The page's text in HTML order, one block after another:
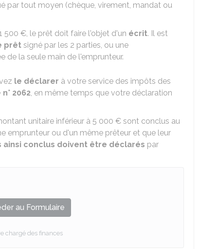
par tout moyen (chèque, virement, mandat ou
500 €, le prêt doit faire l'objet d'un écrit. Il est
prêt signé par les 2 parties, ou une
de la seule main de l'emprunteur.
le déclarer à votre service des impôts des
2062, en même temps que votre déclaration
unitaire inférieur à 5 000 € sont conclus au
emprunteur ou d'un même prêteur et que leur
conclus doivent être déclarés par
au Formulaire
chargé des finances